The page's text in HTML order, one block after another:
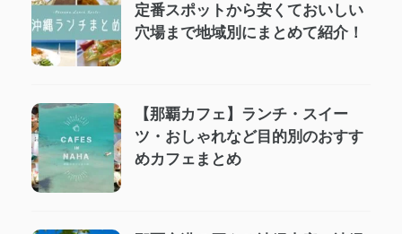
定番スポットから安くておいしい
穴場まで地域別にまとめて紹介！
【那覇カフェ】ランチ・スイー
ツ・おしゃれなど目的別のおすす
めカフェまとめ